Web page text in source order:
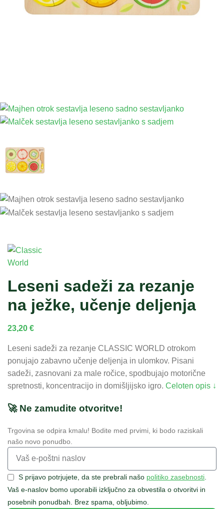
Leseni sadeži za rezanje
na ježke, učenje deljenja
23,20 €
Leseni sadeži za rezanje CLASSIC WORLD otrokom
ponujajo zabavno učenje deljenja in ulomkov. Pisani
sadeži, zasnovani za male ročice, spodbujajo motorične
spretnosti, koncentracijo in domišljijsko igro. Celoten opis ↓
🚀 Ne zamudite otvoritve!
Trgovina se odpira kmalu! Bodite med prvimi, ki bodo raziskali
našo novo ponudbo.
S prijavo potrjujete, da ste prebrali našo politiko zasebnosti
Vaš e-naslov bomo uporabili izključno za obvestila o otvoritvi in
posebnih ponudbah. Brez spama, obljubimo.